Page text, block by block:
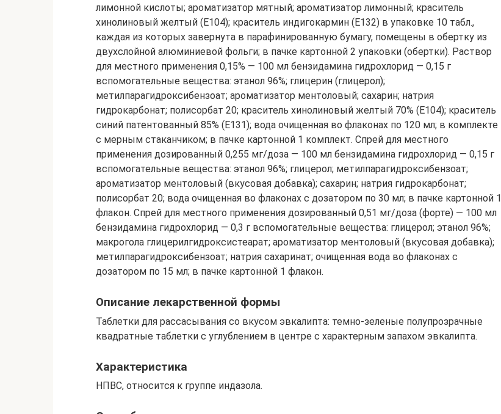
лимонной кислоты; ароматизатор мятный; ароматизатор лимонный; краситель
хинолиновый желтый (E104); краситель индигокармин (E132) в упаковке 10 табл.,
каждая из которых завернута в парафинированную бумагу, помещены в обертку из
двухслойной алюминиевой фольги; в пачке картонной 2 упаковки (обертки). Раствор
для местного применения 0,15% — 100 мл бензидамина гидрохлорид — 0,15 г
вспомогательные вещества: этанол 96%; глицерин (глицерол);
метилпарагидроксибензоат; ароматизатор ментоловый; сахарин; натрия
гидрокарбонат; полисорбат 20; краситель хинолиновый желтый 70% (E104); краситель
синий патентованный 85% (E131); вода очищенная во флаконах по 120 мл; в комплекте
с мерным стаканчиком; в пачке картонной 1 комплект. Спрей для местного
применения дозированный 0,255 мг/доза — 100 мл бензидамина гидрохлорид — 0,15 г
вспомогательные вещества: этанол 96%; глицерол; метилпарагидроксибензоат;
ароматизатор ментоловый (вкусовая добавка); сахарин; натрия гидрокарбонат;
полисорбат 20; вода очищенная во флаконах с дозатором по 30 мл; в пачке картонной 1
флакон. Спрей для местного применения дозированный 0,51 мг/доза (форте) — 100 мл
бензидамина гидрохлорид — 0,3 г вспомогательные вещества: глицерол; этанол 96%;
макрогола глицерилгидроксистеарат; ароматизатор ментоловый (вкусовая добавка);
метилпарагидроксибензоат; натрия сахаринат; очищенная вода во флаконах с
дозатором по 15 мл; в пачке картонной 1 флакон.
Описание лекарственной формы
Таблетки для рассасывания со вкусом эвкалипта: темно-зеленые полупрозрачные
квадратные таблетки с углублением в центре с характерным запахом эвкалипта.
Характеристика
НПВС, относится к группе индазола.